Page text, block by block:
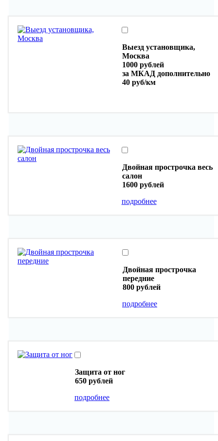
Выезд установщика,
Москва
1000 рублей
за МКАД дополнительно
40 руб/км
Двойная прострочка весь
салон
1600 рублей
подробнее
Двойная прострочка
передние
800 рублей
подробнее
Защита от ног
650 рублей
подробнее